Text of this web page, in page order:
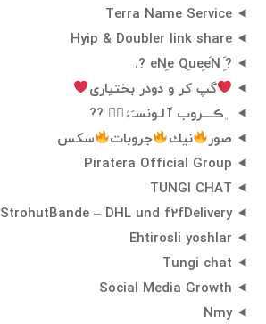
Terra Name Service
Hyip & Doubler link share
?َِ eNِe QِueِeَN ?.
گپ کر و دودر بختیاری
﮼ڪــــروب آެلـونسـَۿہۧ ??
صور
نيك جروبات
سكس
Piratera Official Group
TUNGI CHAT
StrohutBande – DHL und f2fDelivery
Ehtirosli yoshlar
Tungi chat
Social Media Growth
Nmy